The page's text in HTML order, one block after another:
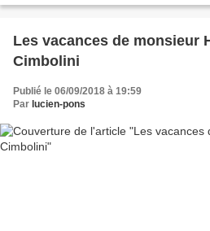
Les vacances de monsieur
Cimbolini
Publié le 06/09/2018 à 19:59
Par lucien-pons